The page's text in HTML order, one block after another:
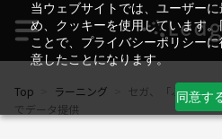
当ウェブサイトでは、ユーザー
め、クッキーを使用しています
ことで、プライバシーポリシー
意したことになります。
同意す
Top ラーニング
セガ、「ぷよぷよ
でデータ提供